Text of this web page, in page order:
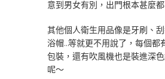
意到男女有別，出門根本甚麼都
其他個人衛生用品像是牙刷、
浴帽…等就更不用說了，每個都
包裝，還有吹風機也是裝進深
呢～